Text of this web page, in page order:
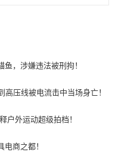
，涉嫌违法被刑拘！
压线被电流击中当场身亡！
户外运动超级拍档！
商之都！